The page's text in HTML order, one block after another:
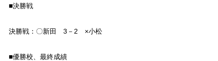
■決勝戦
決勝戦：〇新田 3－2 ×小松
■優勝校、最終成績